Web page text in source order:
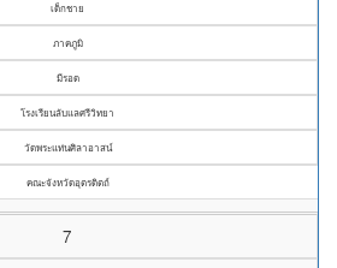
เด็กชาย
ภาคภูมิ
มีรอด
โรงเรียนลับแลศรีวิทยา
วัดพระแท่นศิลาอาสน์
คณะจังหวัดอุตรดิตถ์
7